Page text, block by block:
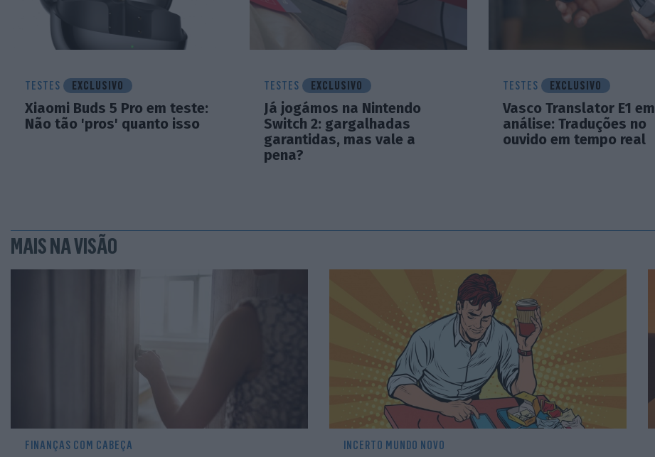
TESTES EXCLUSIVO
Xiaomi Buds 5 Pro em teste:
Não tão 'pros' quanto isso
TESTES EXCLUSIVO
Já jogámos na Nintendo
Switch 2: gargalhadas
garantidas, mas vale a
pena?
TESTES EXCLUSIVO
Vasco Translator E1 em
análise: Traduções no
ouvido em tempo real
MAIS NA VISÃO
FINANÇAS COM CABEÇA INCERTO MUNDO NOVO